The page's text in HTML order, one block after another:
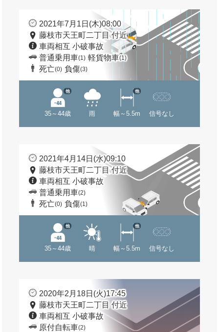
2021年7月1日(木)08:00
藤枝市天王町二丁目 付近
車両相互 小破事故
普通乗用車(1) 軽貨物車(1)
死亡(0) 負傷(3)
35～44歳
他
雨 幅～5.5m
他
信号なし
2021年4月14日(水)09:10
藤枝市天王町二丁目 付近
車両相互 小破事故
普通乗用車(2)
死亡(0) 負傷(1)
35～44歳
他
晴 幅～5.5m
他
信号なし
2020年2月18日(火)17:45
藤枝市天王町二丁目 付近
車両相互 小破事故
原付自転車(2)